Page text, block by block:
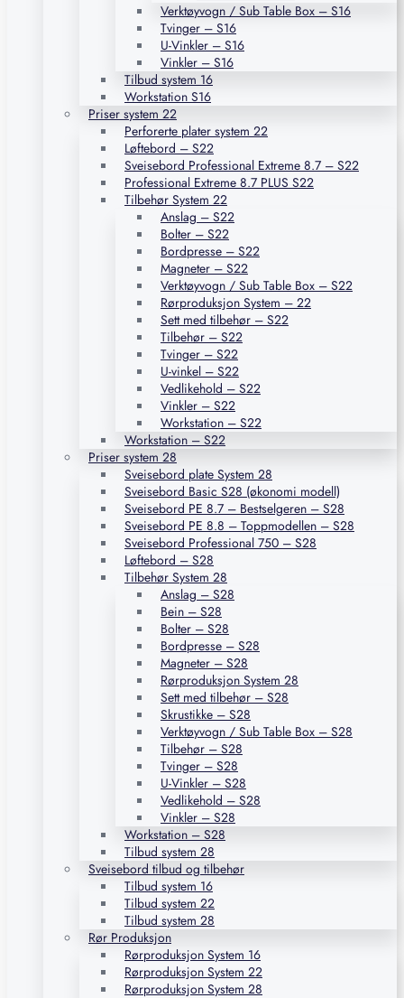
Verktøyvogn / Sub Table Box – S16
Tvinger – S16
U-Vinkler – S16
Vinkler – S16
Tilbud system 16
Workstation S16
Priser system 22
Perforerte plater system 22
Løftebord – S22
Sveisebord Professional Extreme 8.7 – S22
Professional Extreme 8.7 PLUS S22
Tilbehør System 22
Anslag – S22
Bolter – S22
Bordpresse – S22
Magneter – S22
Verktøyvogn / Sub Table Box – S22
Rørproduksjon System – 22
Sett med tilbehør – S22
Tilbehør – S22
Tvinger – S22
U-vinkel – S22
Vedlikehold – S22
Vinkler – S22
Workstation – S22
Workstation – S22
Priser system 28
Sveisebord plate System 28
Sveisebord Basic S28 (økonomi modell)
Sveisebord PE 8.7 – Bestselgeren – S28
Sveisebord PE 8.8 – Toppmodellen – S28
Sveisebord Professional 750 – S28
Løftebord – S28
Tilbehør System 28
Anslag – S28
Bein – S28
Bolter – S28
Bordpresse – S28
Magneter – S28
Rørproduksjon System 28
Sett med tilbehør – S28
Skrustikke – S28
Verktøyvogn / Sub Table Box – S28
Tilbehør – S28
Tvinger – S28
U-Vinkler – S28
Vedlikehold – S28
Vinkler – S28
Workstation – S28
Tilbud system 28
Sveisebord tilbud og tilbehør
Tilbud system 16
Tilbud system 22
Tilbud system 28
Rør Produksjon
Rørproduksjon System 16
Rørproduksjon System 22
Rørproduksjon System 28